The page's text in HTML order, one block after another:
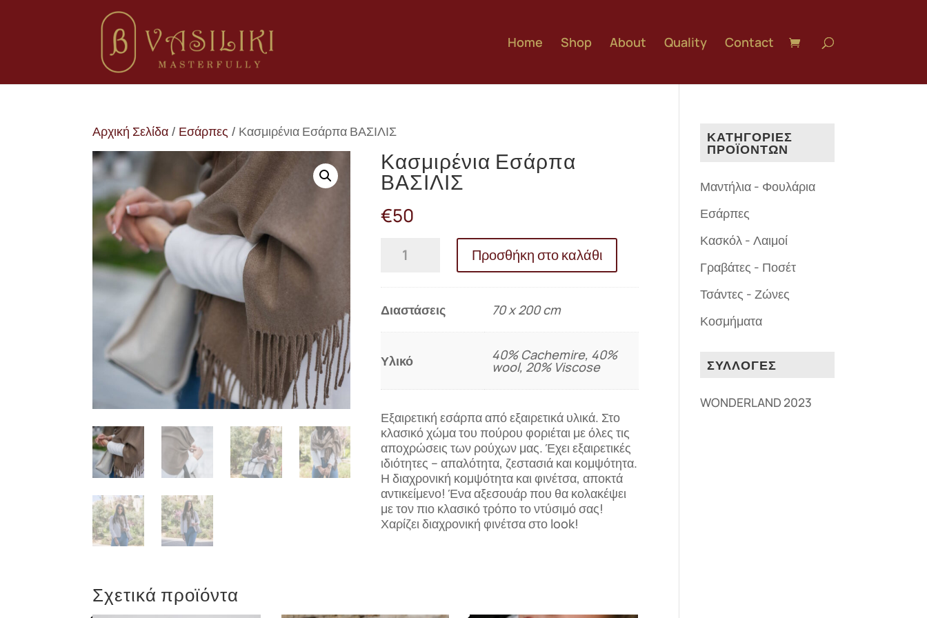
Home Shop About Quality Contact
Αρχική Σελίδα / Εσάρπες / Κασμιρένια Εσάρπα ΒΑΣΙΛΙΣ
Κασμιρένια Εσάρπα
ΒΑΣΙΛΙΣ
€50
Εσάρπα
ποσότητα
Προσθήκη στο καλάθι
Διαστάσεις 70 x 200 cm
Υλικό 40% Cachemire, 40%
wool, 20% Viscose
Εξαιρετική εσάρπα από εξαιρετικά υλικά. Στο
κλασικό χώμα του πούρου φοριέται με όλες τις
αποχρώσεις των ρούχων μας. Έχει εξαιρετικές
ιδιότητες – απαλότητα, ζεστασιά και κομψότητα.
Η διαχρονική κομψότητα και φινέτσα, αποκτά
αντικείμενο! Ένα αξεσουάρ που θα κολακέψει
με τον πιο κλασικό τρόπο το ντύσιμό σας!
Χαρίζει διαχρονική φινέτσα στο look!
Σχετικά προϊόντα
ΚΑΤΗΓΟΡΙΕΣ
ΠΡΟΪΟΝΤΩΝ
Μαντήλια - Φουλάρια
Εσάρπες
Κασκόλ - Λαιμοί
Γραβάτες - Ποσέτ
Τσάντες - Ζώνες
Κοσμήματα
ΣΥΛΛΟΓΕΣ
WONDERLAND 2023